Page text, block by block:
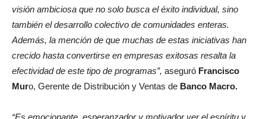
visión ambiciosa que no solo busca el éxito individual, sino
también el desarrollo colectivo de comunidades enteras.
Además, la mención de que muchas de estas iniciativas han
crecido hasta convertirse en empresas exitosas resalta la
efectividad de este tipo de programas”, aseguró Francisco
Muro, Gerente de Distribución y Ventas de Banco Macro.